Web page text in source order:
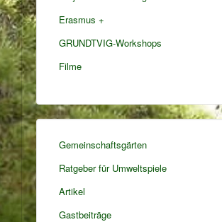
Erasmus +
GRUNDTVIG-Workshops
Filme
Gemeinschaftsgärten
Ratgeber für Umweltspiele
Artikel
Gastbeiträge